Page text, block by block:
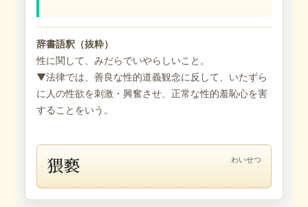
辞書語釈（抜粋）
性に関して、みだらでいやらしいこと。
▼法律では、善良な性的道義観念に反して、いたずら
に人の性欲を刺激・興奮させ、正常な性的羞恥心を害
することをいう。
猥褻 わいせつ